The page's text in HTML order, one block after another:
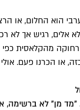
הוא החלום, או
לא אלים, רגיש אך
מהקלאסית
או הכרנו פעם.
מן" לא ברשימה,